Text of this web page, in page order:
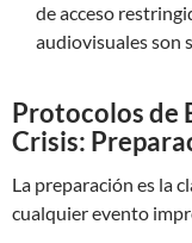
de acceso
audiovisuales son
Protocolos de
Crisis:
La preparación es la
cualquier evento